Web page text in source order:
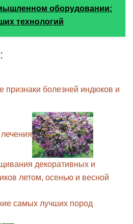
оборудовании:
технологий
признаки болезней индюков и
декоративных и
летом, осенью и весной
самых лучших пород